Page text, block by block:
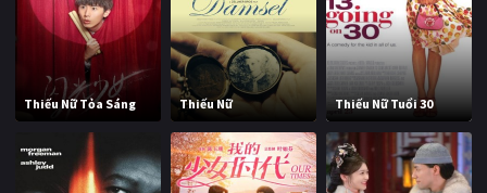
Thiếu Nữ Tỏa Sáng Thiếu Nữ Thiếu Nữ Tuổi 30